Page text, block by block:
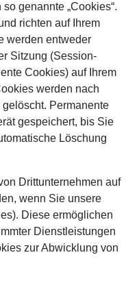
genannte „Cookies“.
richten auf Ihrem
werden entweder
Sitzung (Session-
Cookies) auf Ihrem
werden nach
Permanente
gespeichert, bis Sie
Löschung
Drittunternehmen auf
wenn Sie unsere
Diese ermöglichen
Dienstleistungen
zur Abwicklung von